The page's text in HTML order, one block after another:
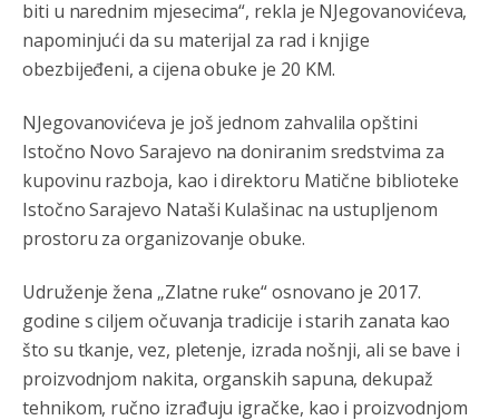
biti u narednim mjesecima“, rekla je NJegovanovićeva,
napominjući da su materijal za rad i knjige
obezbijeđeni, a cijena obuke je 20 KM.
NJegovanovićeva je još jednom zahvalila opštini
Istočno Novo Sarajevo na doniranim sredstvima za
kupovinu razboja, kao i direktoru Matične biblioteke
Istočno Sarajevo Nataši Kulašinac na ustupljenom
prostoru za organizovanje obuke.
Udruženje žena „Zlatne ruke“ osnovano je 2017.
godine s ciljem očuvanja tradicije i starih zanata kao
što su tkanje, vez, pletenje, izrada nošnji, ali se bave i
proizvodnjom nakita, organskih sapuna, dekupaž
tehnikom, ručno izrađuju igračke, kao i proizvodnjom
Marcelo debiliiii
mamu vam **bem papansku!!!!
Анонимно2553747 јуче 5:42
Narode.nemoguda vjerujem dokle smo došli.ako
neznate danas slavimo svjetski dan semafora.
Pohvala za Vodovod Pale što su smanjili isporuku vode
sarajevu kako bi količine vode bile dovoljne za građane
Pala. Vijest objavio klix
Анонимно2798926 јуче
6:49